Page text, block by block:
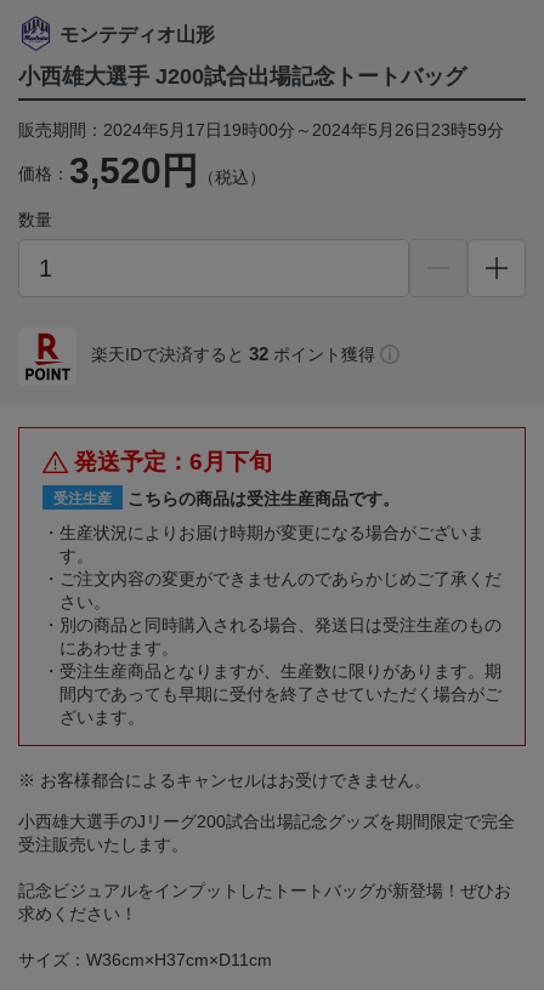
モンテディオ山形
小西雄大選手 J200試合出場記念トートバッグ
販売期間：2024年5月17日19時00分～2024年5月26日23時59分
価格： 3,520円 （税込）
数量
楽天IDで決済すると 32 ポイント獲得
発送予定：6月下旬
受注生産
こちらの商品は受注生産商品です。
生産状況によりお届け時期が変更になる場合がございま
す。
ご注文内容の変更ができませんのであらかじめご了承くだ
さい。
別の商品と同時購入される場合、発送日は受注生産のもの
にあわせます。
受注生産商品となりますが、生産数に限りがあります。期
間内であっても早期に受付を終了させていただく場合がご
ざいます。
※ お客様都合によるキャンセルはお受けできません。
小西雄大選手のJリーグ200試合出場記念グッズを期間限定で完全
受注販売いたします。
記念ビジュアルをインプットしたトートバッグが新登場！ぜひお
求めください！
サイズ：W36cm×H37cm×D11cm